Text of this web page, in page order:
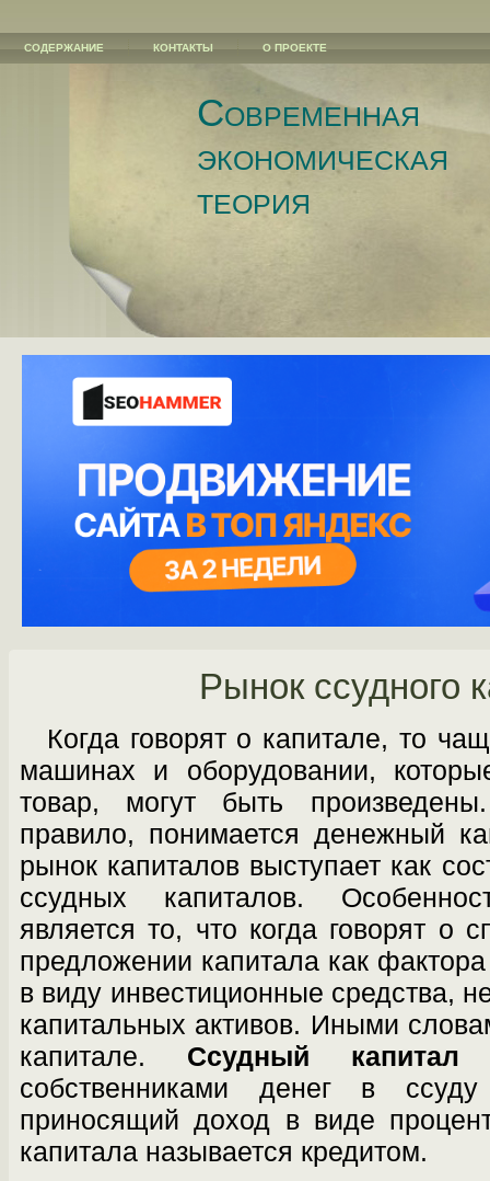
СОДЕРЖАНИЕ КОНТАКТЫ О ПРОЕКТЕ
Современная
экономическая
теория
Рынок ссудного
Когда говорят о капитале, то
ма­шинах и оборудовании,
товар, мо­гут быть
правило, понимается денежный
рынок капиталов выступает как
ссудных капиталов.
является то, что когда говорят о
предложении капитала как
в виду инвестиционные средства,
капитальных активов. Иными
капитале. Ссудный капитал
собственниками денег в
приносящий доход в виде
капитала называет­ся кредитом.